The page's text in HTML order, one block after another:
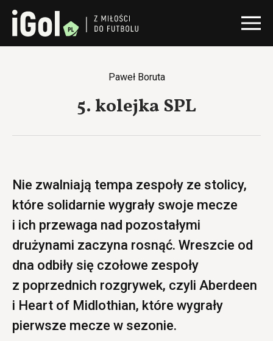
Paweł Boruta
5. kolejka SPL
Nie zwalniają tempa zespoły ze stolicy,
które solidarnie wygrały swoje mecze
i ich przewaga nad pozostałymi
drużynami zaczyna rosnąć. Wreszcie od
dna odbiły się czołowe zespoły
z poprzednich rozgrywek, czyli Aberdeen
i Heart of Midlothian, które wygrały
pierwsze mecze w sezonie.